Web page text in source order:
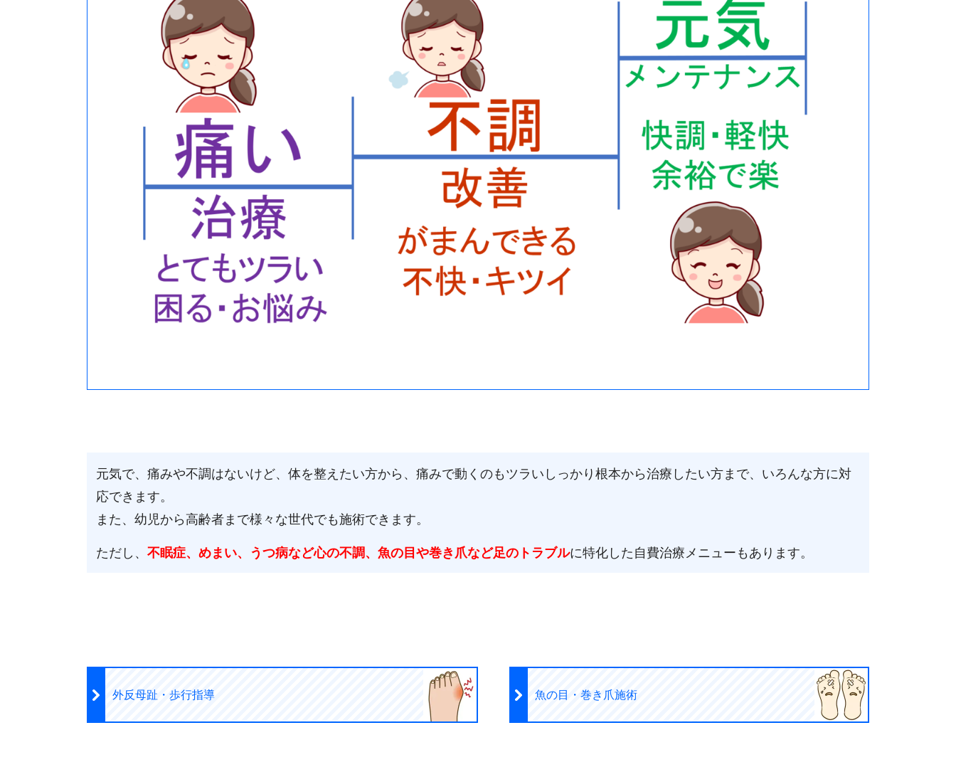
元気で、痛みや不調はないけど、体を整えたい方から、痛みで動くのもツラいしっかり根本から治療したい方まで、いろんな方に対
応できます。
また、幼児から高齢者まで様々な世代でも施術できます。
ただし、 不眠症、めまい、うつ病など心の不調、魚の目や巻き爪など足のトラブルに特化した自費治療メニューもあります。
外反母趾・歩行指導 魚の目・巻き爪施術